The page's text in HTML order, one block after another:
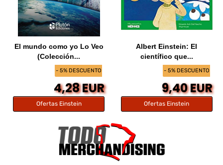
- 5% DESCUENTO
El mundo como yo Lo Veo
(Colección...
4,28 EUR
Ofertas Einstein
- 5% DESCUENTO
Albert Einstein: El
científico que...
9,40 EUR
Ofertas Einstein